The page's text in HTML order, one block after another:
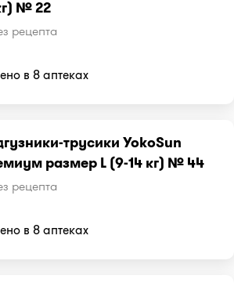
№ 22
рецепта
в 8 аптеках
трусики YokoSun
размер L (9-14 кг) № 44
рецепта
в 8 аптеках